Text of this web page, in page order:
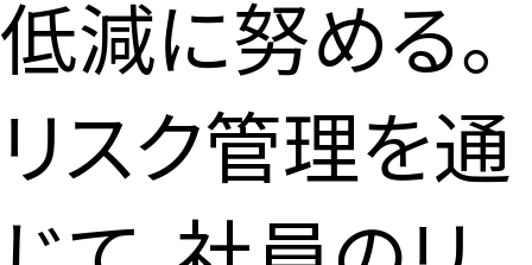
低減に努める。
リスク管理を通